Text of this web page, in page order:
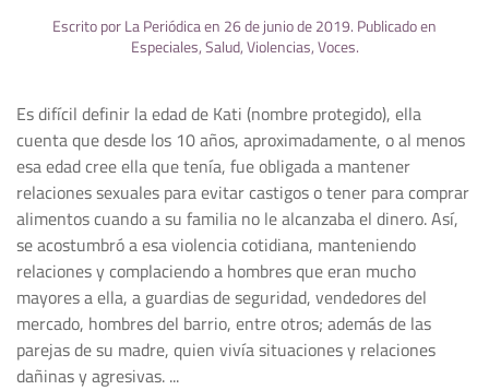
Escrito porLa Periódicaen 26 de junio de 2019. Publicado en
Especiales,Salud,Violencias,Voces.
Es difícil definir la edad de Kati (nombre protegido), ella
cuenta que desde los 10 años, aproximadamente, o al menos
esa edad cree ella que tenía, fue obligada a mantener
relaciones sexuales para evitar castigos o tener para comprar
alimentos cuando a su familia no le alcanzaba el dinero. Así,
se acostumbró a esa violencia cotidiana, manteniendo
relaciones y complaciendo a hombres que eran mucho
mayores a ella, a guardias de seguridad, vendedores del
mercado, hombres del barrio, entre otros; además de las
parejas de su madre, quien vivía situaciones y relaciones
dañinas y agresivas. ...